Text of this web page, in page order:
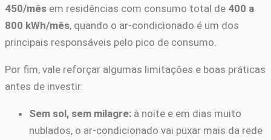
450/mês em residências com consumo total de 400 a
800 kWh/mês, quando o ar-condicionado é um dos
principais responsáveis pelo pico de consumo.
Por fim, vale reforçar algumas limitações e boas práticas
antes de investir:
Sem sol, sem milagre: à noite e em dias muito
nublados, o ar-condicionado vai puxar mais da rede